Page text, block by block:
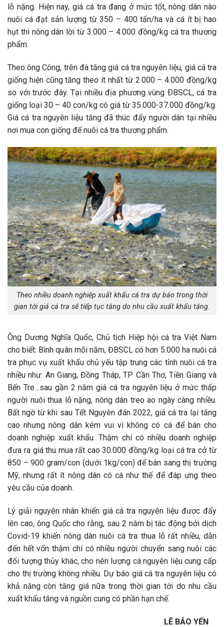
lỗ nặng. Hiện nay, giá cá tra đang ở mức tốt, nông dân nào
nuôi cá đạt sản lượng từ 350 – 400 tấn/ha và cá ít bị hao
hụt thì nông dân lời từ 3.000 – 4.000 đồng/kg cá tra thương
phẩm.
Theo ông Công, trên đà tăng giá cá tra nguyên liệu, giá cá tra
giống hiện cũng tăng theo ít nhất từ 2.000 – 4.000 đồng/kg
so với trước đây. Tại nhiều địa phương vùng ÐBSCL, cá tra
giống loại 30 – 40 con/kg có giá từ 35.000-37.000 đồng/kg.
Giá cá tra nguyên liệu tăng đã thúc đẩy người dân tại nhiều
nơi mua con giống để nuôi cá tra thương phẩm.
Theo nhiều doanh nghiệp xuất khẩu cá tra dự báo trong thời
gian tới giá cá tra sẽ tiếp tục tăng do nhu cầu xuất khẩu tăng.
Ông Dương Nghĩa Quốc, Chủ tịch Hiệp hội cá tra Việt Nam
cho biết: Bình quân mỗi năm, ĐBSCL có hơn 5.000 ha nuôi cá
tra phục vụ xuất khẩu chủ yếu tập trung các tỉnh nuôi cá tra
nhiều như: An Giang, Đồng Tháp, TP Cần Thơ, Tiền Giang và
Bến Tre…sau gần 2 năm giá cá tra nguyên liệu ở mức thấp
người nuôi thua lỗ nặng, nông dân treo ao ngày càng nhiều.
Bất ngờ từ khi sau Tết Nguyên đán 2022, giá cá tra lại tăng
cao nhưng nông dân kém vui vì không có cá để bán cho
doanh nghiệp xuất khẩu. Thậm chí có nhiều doanh nghiệp
đưa ra giá thu mua rất cao 30.000 đồng/kg loại cá tra cở từ
850 – 900 gram/con (dưới 1kg/con) để bán sang thị trường
Mỹ, nhưng rất ít nông dân có cá như thế để đáp ưng theo
yêu cầu của doanh.
Lý giải nguyên nhân khiến giá cá tra nguyên liệu được đẩy
lên cao, ông Quốc cho rằng, sau 2 năm bị tác động bởi dịch
Covid-19 khiến nông dân nuôi cá tra thua lỗ rất nhiều, dẫn
đến hết vốn thậm chí có nhiều người chuyển sang nuôi các
đối tượng thủy khác, cho nên lượng cá nguyên liệu cung cấp
cho thị trường không nhiều. Dự báo giá cá tra nguyên liệu có
khả năng còn tăng giá nữa trong thời gian tới do nhu cầu
xuất khẩu tăng và nguồn cung có phần hạn chế.
LÊ BẢO YẾN